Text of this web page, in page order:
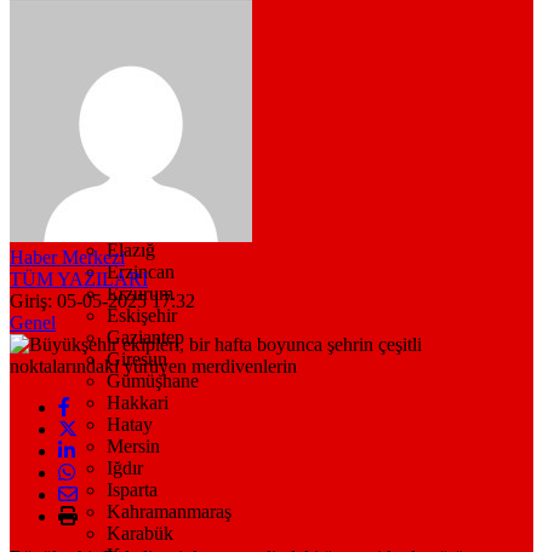
Bursa
Çanakkale
Diyarbakır
Elazığ
Erzincan
Erzurum
Eskişehir
Gaziantep
Giresun
Gümüşhane
Hakkari
Hatay
Mersin
Iğdır
Isparta
Kahramanmaraş
Karabük
Haber Merkezi
TÜM YAZILARI
Giriş: 05-05-2025 17:32
Genel